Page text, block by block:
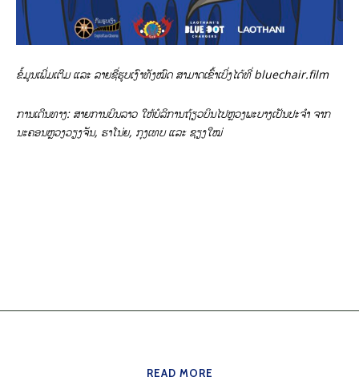
ຂໍ້ມູນເພີ່ມເຕີມ ແລະ ລາຍຊື່ຮູບເງົາທັງໝົດ ສາມາດເຂົ້າເບິ່ງໄດ້ທີ່bluechair.film
ການເດີນທາງ: ສາຍການບິນລາວ ໃຫ້ບໍລິການຖ້ຽວບິນໄປຫຼວງພະບາງເປັນປະຈໍາ ຈາກ
ນະຄອນຫຼວງວຽງຈັນ, ຮາໂນ່ຍ, ກຸງເທບ ແລະ ຊຽງໃໝ່
READ MORE